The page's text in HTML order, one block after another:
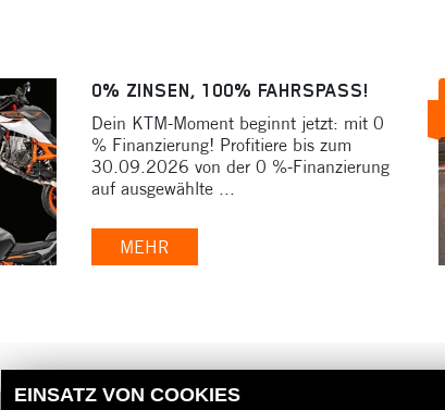
0% ZINSEN, 100% FAHRSPASS!
Dein KTM-Moment beginnt jetzt: mit 0
% Finanzierung! Profitiere bis zum
30.09.2026 von der 0 %-Finanzierung
auf ausgewählte ...
MEHR
EINSATZ VON COOKIES